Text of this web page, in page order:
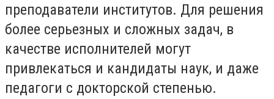
преподаватели институтов. Для решения
более серьезных и сложных задач, в
качестве исполнителей могут
привлекаться и кандидаты наук, и даже
педагоги с докторской степенью.